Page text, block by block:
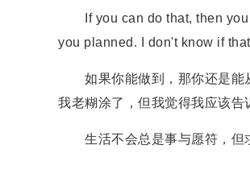
If you can do that, then you
you planned. I don't know if
如果你能做到，那你还是能从
我老糊涂了，但我觉得我应该告
生活不会总是事与愿符，但求